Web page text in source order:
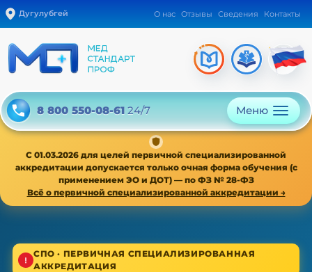
Дугулубгей О нас Отзывы Сведения Контакты
8 800 550-08-61 24/7 Меню
С 01.03.2026 для целей первичной специализированной
аккредитации допускается только очная форма обучения (с
применением ЭО и ДОТ) — по ФЗ № 28-ФЗ
Всё о первичной специализированной аккредитации →
СПО · ПЕРВИЧНАЯ СПЕЦИАЛИЗИРОВАННАЯ
АККРЕДИТАЦИЯ